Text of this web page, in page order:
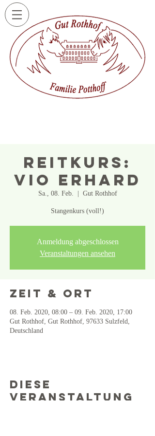
Reitkurs:
Vio Erhard
Sa., 08. Feb. Gut Rothhof
Stangenkurs (voll!)
Anmeldung abgeschlossen
Veranstaltungen ansehen
Zeit & Ort
08. Feb. 2020, 08:00 – 09. Feb. 2020, 17:00
Gut Rothhof, Gut Rothhof, 97633 Sulzfeld,
Deutschland
Diese
Veranstaltung